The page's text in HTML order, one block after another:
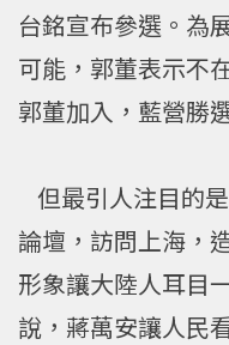
台銘宣布參選。為
可能，郭董表示不
郭董加入，藍營勝
但最引人注目的
論壇，訪問上海，
形象讓大陸人耳目
說，蔣萬安讓人民